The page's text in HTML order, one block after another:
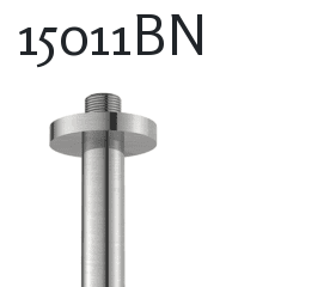
15011BN